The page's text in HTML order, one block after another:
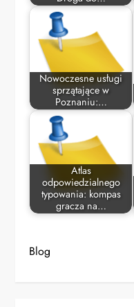
Nowoczesne usługi
sprzątające w
Poznaniu:…
Atlas
odpowiedzialnego
typowania: kompas
gracza na…
Blog